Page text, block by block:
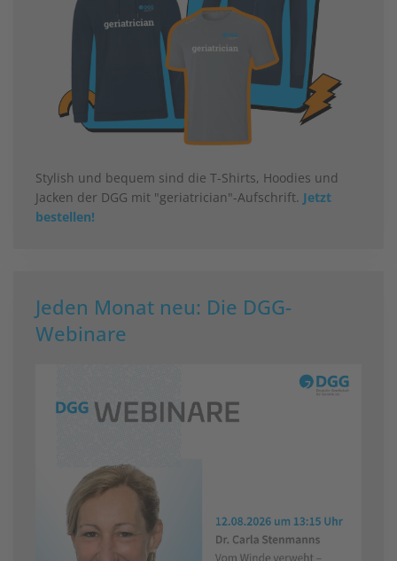
Stylish und bequem sind die T-Shirts, Hoodies und
Jacken der DGG mit "geriatrician"-Aufschrift. Jetzt
bestellen!
Jeden Monat neu: Die DGG-
Webinare